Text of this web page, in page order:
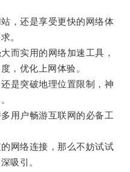
，还是享受更快的网络体
。
实用的网络加速工具，
，优化上网体验。
突破地理位置限制，神
户畅游互联网的必备工
网络连接，那么不妨试试
吸引。